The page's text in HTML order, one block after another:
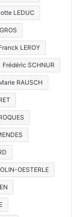
LEDUC
LEROY
Frédéric SCHNUR
RAUSCH
OESTERLE